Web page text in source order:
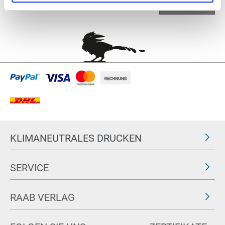
nach oben
KLIMANEUTRALES DRUCKEN
SERVICE
RAAB VERLAG